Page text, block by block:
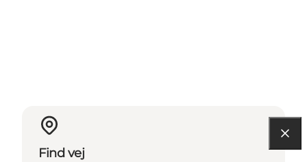
Find vej